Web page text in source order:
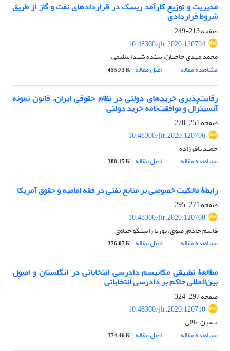
مدیریت و توزیع کارآمد ریسک در قراردادهای نفت و گاز از طریق
شروط قراردادی
صفحه213-249
10.48300/jlr.2020.120704
محمد مهدی حاجیان، سیّده‫ شیدا سلیمی
مشاهده مقاله
اصل مقاله 455.73 K
رقابت‌پذیری خریدهای دولتی در نظام حقوقی ایران، قانون نمونه
آنسیترال و موافقت‌نامه خرید دولتی
صفحه251-270
10.48300/jlr.2020.120706
حمید باقرزاده
مشاهده مقاله
اصل مقاله 388.15 K
رابطۀ مالکیت خصوصی بر منابع نفتی در فقه امامیه و حقوق آمریکا‬‬‬‬‬‬‬‬‬‬
صفحه271-295
10.48300/jlr.2020.120708
قاسم خادم‌رضوی، پوریا راستگو خیاوی
مشاهده مقاله
اصل مقاله 376.07 K
مطالعۀ تطبیقی مکانیسم دادرسی انتخاباتی در انگلستان و اصول
بین‌المللی حاکم بر دادرسی انتخاباتی‬‬
صفحه297-324
10.48300/jlr.2020.120710
حسین علائی
مشاهده مقاله
اصل مقاله 374.46 K